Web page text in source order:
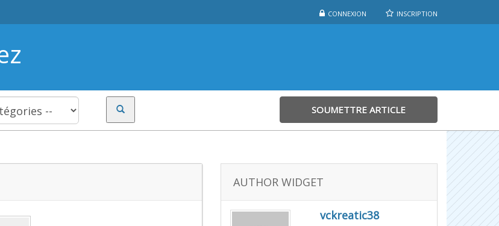
CONNEXION INSCRIPTION
SOUMETTRE ARTICLE
AUTHOR WIDGET
vckreatic38